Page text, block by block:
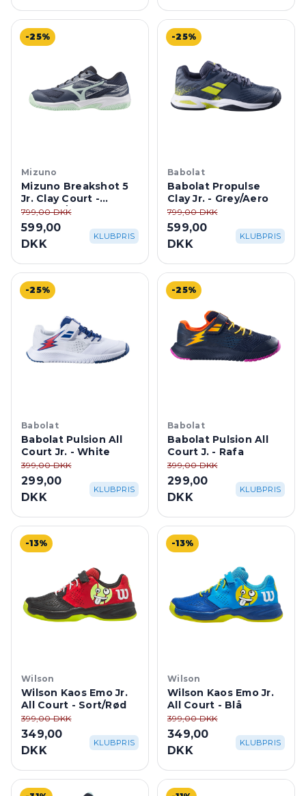
-25%
Mizuno
Mizuno Breakshot 5
Jr. Clay Court -
Vintage/Neo Mint
799,00 DKK
599,00
DKK
KLUBPRIS
-25%
Babolat
Babolat Propulse
Clay Jr. - Grey/Aero
799,00 DKK
599,00
DKK
KLUBPRIS
-25%
Babolat
Babolat Pulsion All
Court Jr. - White
399,00 DKK
299,00
DKK
KLUBPRIS
-25%
Babolat
Babolat Pulsion All
Court J. - Rafa
399,00 DKK
299,00
DKK
KLUBPRIS
-13%
Wilson
Wilson Kaos Emo Jr.
All Court - Sort/Rød
399,00 DKK
349,00
DKK
KLUBPRIS
-13%
Wilson
Wilson Kaos Emo Jr.
All Court - Blå
399,00 DKK
349,00
DKK
KLUBPRIS